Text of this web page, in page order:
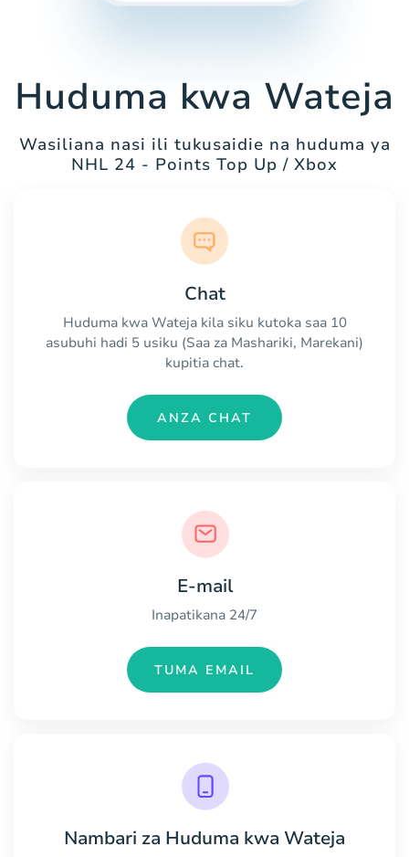
Huduma kwa Wateja
Wasiliana nasi ili tukusaidie na huduma ya
NHL 24 - Points Top Up / Xbox
Chat
Huduma kwa Wateja kila siku kutoka saa 10
asubuhi hadi 5 usiku (Saa za Mashariki, Marekani)
kupitia chat.
ANZA CHAT
E-mail
Inapatikana 24/7
TUMA EMAIL
Nambari za Huduma kwa Wateja